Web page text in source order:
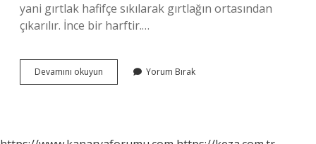
yani gırtlak hafifçe sıkılarak gırtlağın ortasından
çıkarılır. İnce bir harftir.…
Devamını okuyun
Kalın
Yorum Bırak